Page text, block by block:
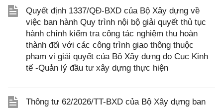
Quyết định 1337/QĐ-BXD của Bộ Xây dựng về
việc ban hành Quy trình nội bộ giải quyết thủ tục
hành chính kiểm tra công tác nghiệm thu hoàn
thành đối với các công trình giao thông thuộc
phạm vi giải quyết của Bộ Xây dựng do Cục Kinh
tế -Quản lý đầu tư xây dựng thực hiện
Thông tư 62/2026/TT-BXD của Bộ Xây dựng ban